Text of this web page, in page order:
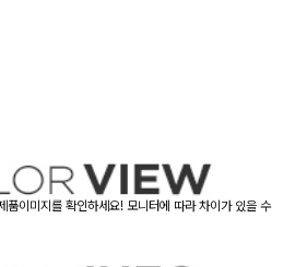
품이미지를 확인하세요! 모니터에 따라 차이가 있을 수